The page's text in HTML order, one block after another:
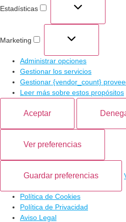
Estadísticas
Marketing
Administrar opciones
Gestionar los servicios
Gestionar {vendor_count}
Leer más sobre estos propósitos
Aceptar
Ver preferencias
Guardar preferencias
Política de Cookies
Política de Privacidad
Aviso Legal